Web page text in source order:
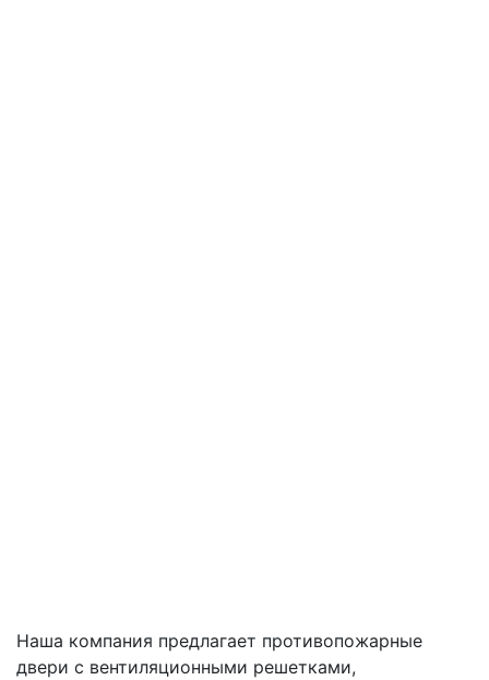
Наша компания предлагает противопожарные
двери с вентиляционными решетками,